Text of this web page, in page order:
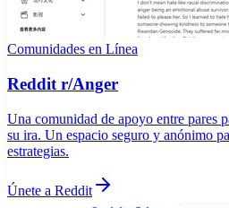
Comunidades en Línea
Reddit r/Anger
Una comunidad de apoyo entre pares
su ira. Un espacio seguro y anónimo
estrategias.
Únete a Reddit